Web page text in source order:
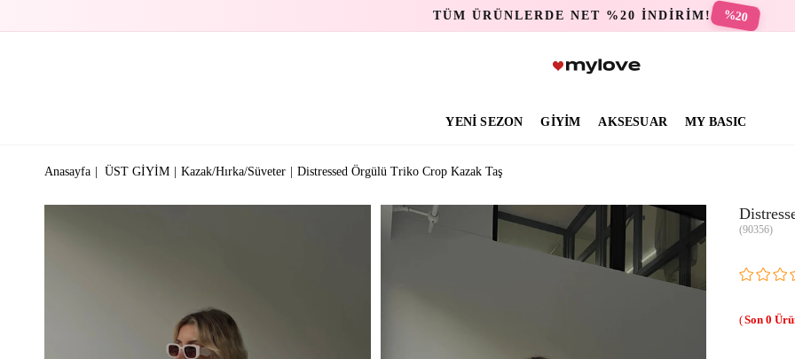
TÜM ÜRÜNLERDE NET %20 İNDİRİM! %20
YENİ SEZON GİYİM AKSESUAR MY BASIC
Anasayfa ÜST GİYİM Kazak/Hırka/Süveter Distressed Örgülü Triko Crop Kazak Taş
(90356)
0